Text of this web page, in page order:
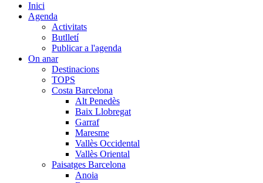
Inici
Agenda
Activitats
Butlletí
Publicar a l'agenda
On anar
Destinacions
TOPS
Costa Barcelona
Alt Penedès
Baix Llobregat
Garraf
Maresme
Vallès Occidental
Vallès Oriental
Paisatges Barcelona
Anoia